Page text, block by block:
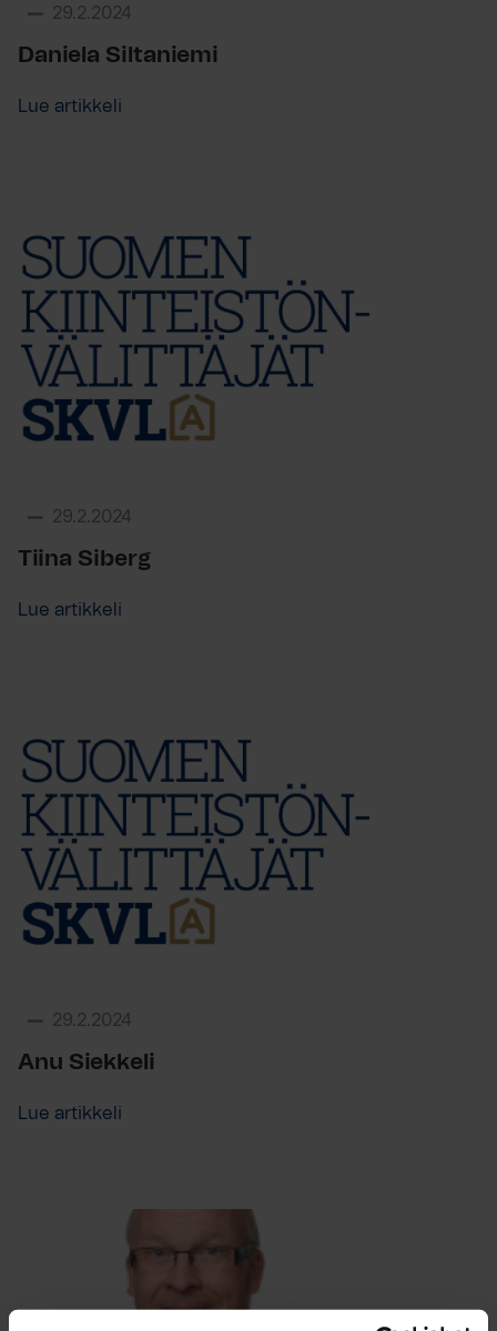
29.2.2024
Daniela Siltaniemi
Lue artikkeli
29.2.2024
Tiina Siberg
Lue artikkeli
29.2.2024
Anu Siekkeli
Lue artikkeli